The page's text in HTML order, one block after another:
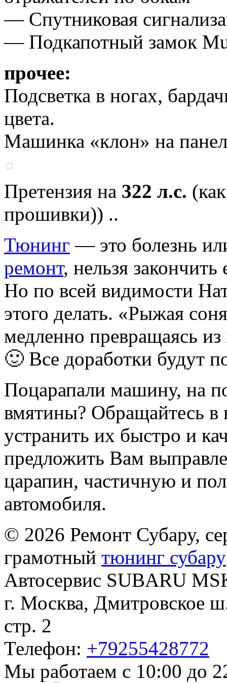
— Спутниковая
— Подкапотный замок
прочее:
Подсветка в ногах,
цвета.
Машинка «клон» на
Претензия на 322 л.с.
прошивки)) ..
Тюнинг — это болезнь
ремонт, нельзя
Но по всей видимости
этого делать. «Рыжая
медленно превращаясь
🙂 Все доработки будут
Поцарапали машину, на
вмятины? Обращайтесь
устранить их быстро и
предложить Вам
царапин, частичную и
автомобиля.
© 2026 Ремонт Субару,
грамотный тюнинг субару
Автосервис SUBARU
г. Москва, Дмитровское
стр. 2
Телефон: +79255428772
Мы работаем с 10:00 до